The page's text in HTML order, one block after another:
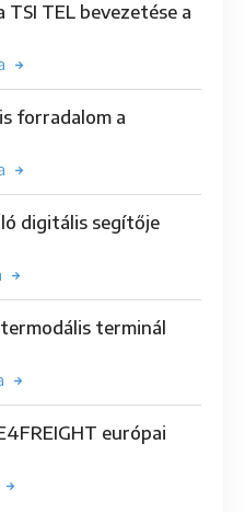
TEL bevezetése a
forradalom a
digitális segítője
terminál
európai